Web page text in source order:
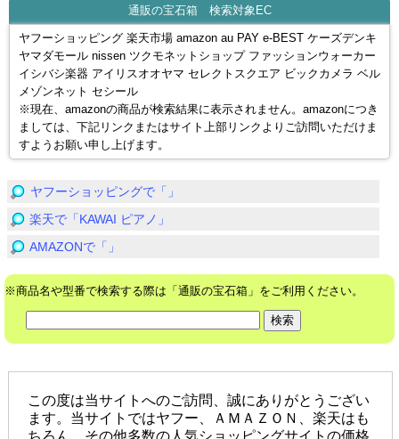
通販の宝石箱 検索対象EC
ヤフーショッピング 楽天市場 amazon au PAY e-BEST ケーズデンキ
ヤマダモール nissen ツクモネットショップ ファッションウォーカー
イシバシ楽器 アイリスオオヤマ セレクトスクエア ビックカメラ ベル
メゾンネット セシール
※現在、amazonの商品が検索結果に表示されません。amazonにつき
ましては、下記リンクまたはサイト上部リンクよりご訪問いただけま
すようお願い申し上げます。
ヤフーショッピングで「」
楽天で「KAWAI ピアノ」
AMAZONで「」
※商品名や型番で検索する際は「通販の宝石箱」をご利用ください。
この度は当サイトへのご訪問、誠にありがとうござい
ます。当サイトではヤフー、ＡＭＡＺＯＮ、楽天はも
ちろん、その他多数の人気ショッピングサイトの価格